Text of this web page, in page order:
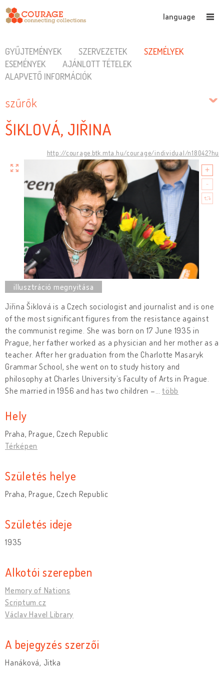
language
GYŰJTEMÉNYEK SZERVEZETEK
SZEMÉLYEK
ESEMÉNYEK
AJÁNLOTT TÉTELEK
ALAPVETŐ INFORMÁCIÓK
szűrők
ŠIKLOVÁ, JIŘINA
http://courage.btk.mta.hu/courage/individual/n18042?hu
Jiřina Šiklová is a Czech sociologist and journalist and is one
of the most significant figures from the resistance against
the communist regime. She was born on 17 June 1935 in
Prague, her father worked as a physician and her mother as a
teacher. After her graduation from the Charlotte Masaryk
Grammar School, she went on to study history and
philosophy at Charles University’s Faculty of Arts in Prague.
She married in 1956 and has two children –
több
Hely
Praha, Prague, Czech Republic
Térképen
Születés helye
Praha, Prague, Czech Republic
Születés ideje
1935
Alkotói szerepben
Memory of Nations
Scriptum.cz
Václav Havel Library
A bejegyzés szerzői
Hanáková, Jitka